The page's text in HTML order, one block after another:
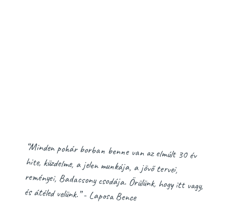
“Minden pohár borban benne van az elmúlt 30 év
hite, küzdelme, a jelen munkája, a jövő tervei,
reményei, Badacsony csodája. Örülünk, hogy itt vagy,
és átéled velünk.” - Laposa Bence